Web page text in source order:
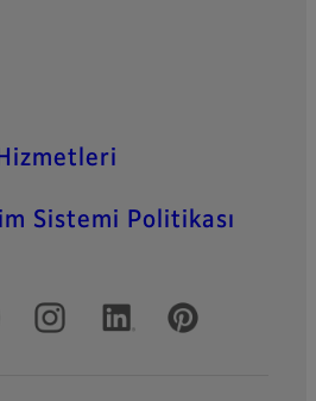
Sistemi Politikası